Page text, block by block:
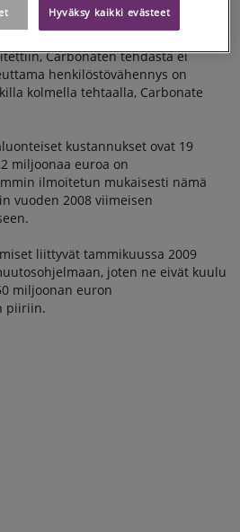
Carbonaten tehdasta ei
henkilöstövähennys on
kolmella tehtaalla, Carbonate
kustannukset ovat 19
miljoonaa euroa on
ilmoitetun mukaisesti nämä
vuoden 2008 viimeisen
liittyvät tammikuussa 2009
joten ne eivät kuulu
miljoonan euron
piiriin.
Hyväksy kaikki evästeet